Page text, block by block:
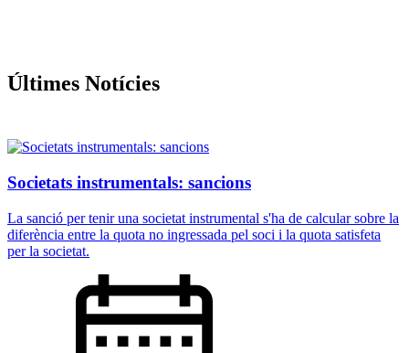
Últimes Notícies
Societats instrumentals: sancions
La sanció per tenir una societat instrumental s'ha de calcular sobre la
diferència entre la quota no ingressada pel soci i la quota satisfeta
per la societat.